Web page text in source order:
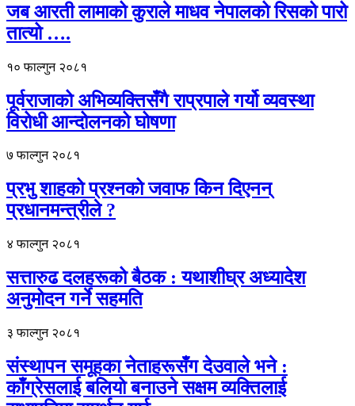
जब आरती लामाको कुराले माधव नेपालको रिसको पारो
तात्यो ….
१० फाल्गुन २०८१
पूर्वराजाको अभिव्यक्तिसँगै राप्रपाले गर्यो व्यवस्था
विरोधी आन्दोलनको घोषणा
७ फाल्गुन २०८१
प्रभु शाहको प्रश्नको जवाफ किन दिएनन्
प्रधानमन्त्रीले ?
४ फाल्गुन २०८१
सत्तारुढ दलहरूको बैठक : यथाशीघ्र अध्यादेश
अनुमोदन गर्ने सहमति
३ फाल्गुन २०८१
संस्थापन समूहका नेताहरूसँग देउवाले भने :
काँग्रेसलाई बलियो बनाउने सक्षम व्यक्तिलाई